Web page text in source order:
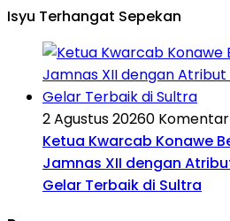
Isyu Terhangat Sepekan
2 Agustus 20260 Komentar
Ketua Kwarcab Konawe
Jamnas XII dengan
Gelar Terbaik di Sultra